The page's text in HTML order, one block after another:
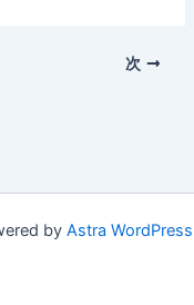
次
by Astra WordPress